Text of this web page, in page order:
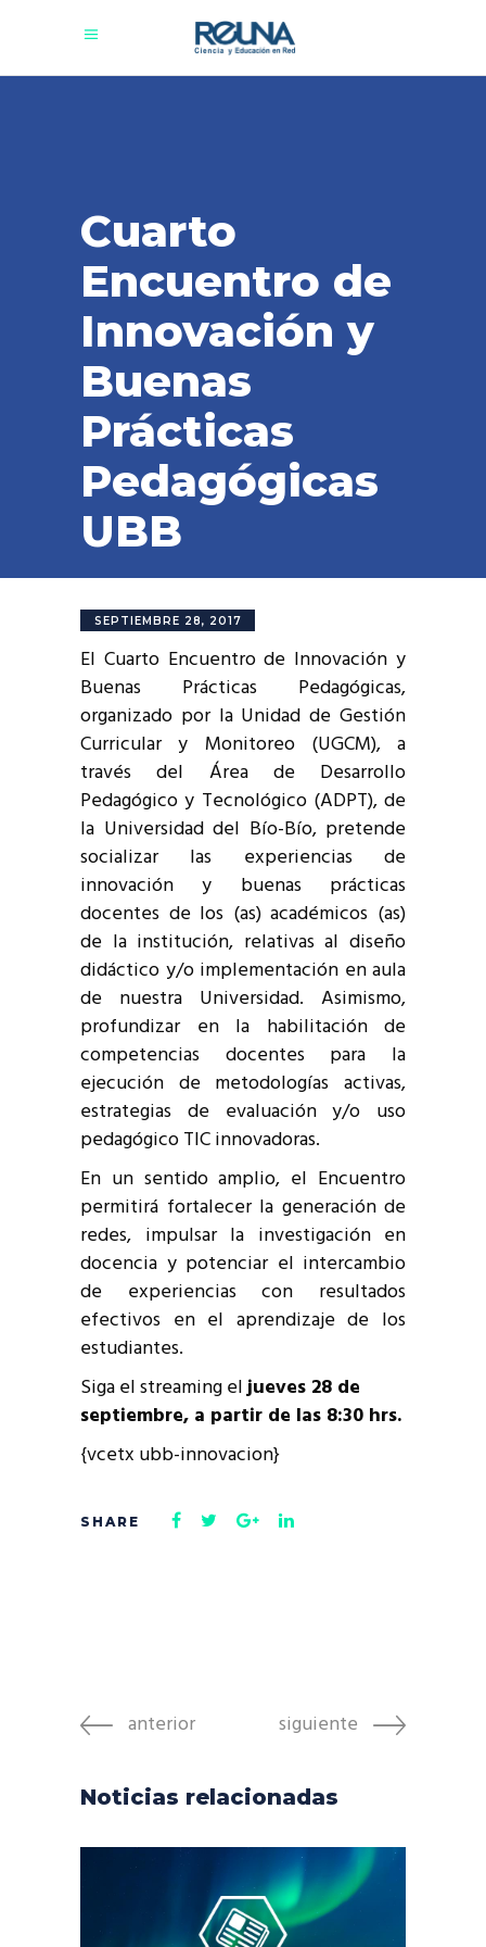
Cuarto
Encuentro de
Innovación y
Buenas
Prácticas
Pedagógicas
UBB
SEPTIEMBRE 28, 2017
El Cuarto Encuentro de Innovación y
Buenas Prácticas Pedagógicas,
organizado por la Unidad de Gestión
Curricular y Monitoreo (UGCM), a
través del Área de Desarrollo
Pedagógico y Tecnológico (ADPT), de
la Universidad del Bío-Bío, pretende
socializar las experiencias de
innovación y buenas prácticas
docentes de los (as) académicos (as)
de la institución, relativas al diseño
didáctico y/o implementación en aula
de nuestra Universidad. Asimismo,
profundizar en la habilitación de
competencias docentes para la
ejecución de metodologías activas,
estrategias de evaluación y/o uso
pedagógico TIC innovadoras.
En un sentido amplio, el Encuentro
permitirá fortalecer la generación de
redes, impulsar la investigación en
docencia y potenciar el intercambio
de experiencias con resultados
efectivos en el aprendizaje de los
estudiantes.
Siga el streaming eljueves 28 de
septiembre, a partir de las 8:30 hrs.
{vcetx ubb-innovacion}
anterior siguiente
Noticias relacionadas